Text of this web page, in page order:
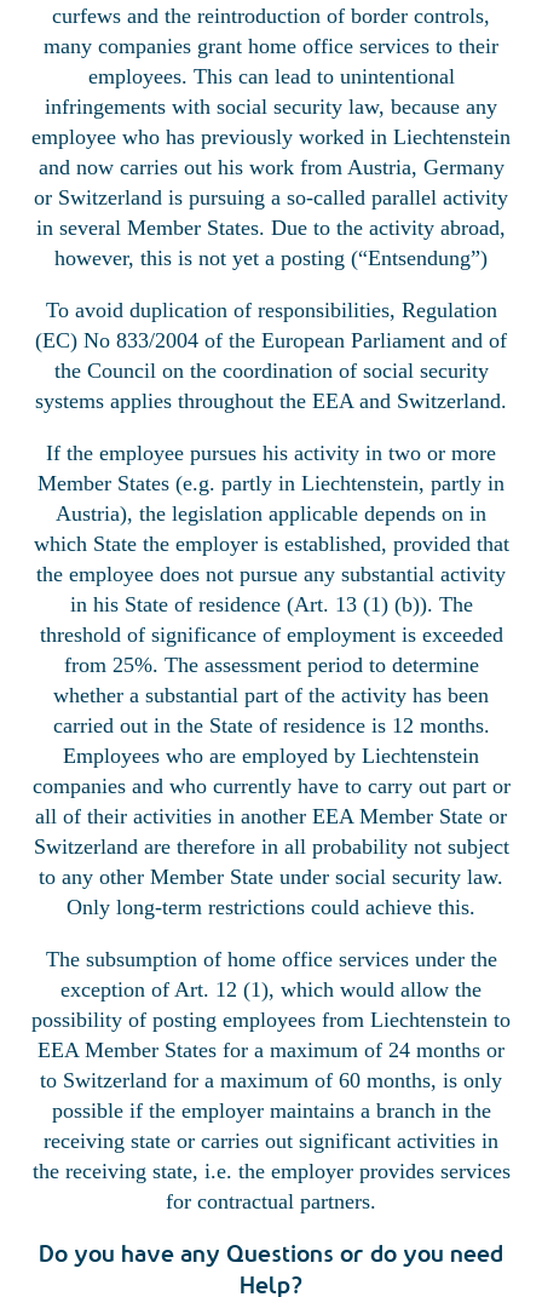
curfews and the reintroduction of border controls,
many companies grant home office services to their
employees. This can lead to unintentional
infringements with social security law, because any
employee who has previously worked in Liechtenstein
and now carries out his work from Austria, Germany
or Switzerland is pursuing a so-called parallel activity
in several Member States. Due to the activity abroad,
however, this is not yet a posting (“Entsendung”)
To avoid duplication of responsibilities, Regulation
(EC) No 833/2004 of the European Parliament and of
the Council on the coordination of social security
systems applies throughout the EEA and Switzerland.
If the employee pursues his activity in two or more
Member States (e.g. partly in Liechtenstein, partly in
Austria), the legislation applicable depends on in
which State the employer is established, provided that
the employee does not pursue any substantial activity
in his State of residence (Art. 13 (1) (b)). The
threshold of significance of employment is exceeded
from 25%. The assessment period to determine
whether a substantial part of the activity has been
carried out in the State of residence is 12 months.
Employees who are employed by Liechtenstein
companies and who currently have to carry out part or
all of their activities in another EEA Member State or
Switzerland are therefore in all probability not subject
to any other Member State under social security law.
Only long-term restrictions could achieve this.
The subsumption of home office services under the
exception of Art. 12 (1), which would allow the
possibility of posting employees from Liechtenstein to
EEA Member States for a maximum of 24 months or
to Switzerland for a maximum of 60 months, is only
possible if the employer maintains a branch in the
receiving state or carries out significant activities in
the receiving state, i.e. the employer provides services
for contractual partners.
Do you have any Questions or do you need
Help?